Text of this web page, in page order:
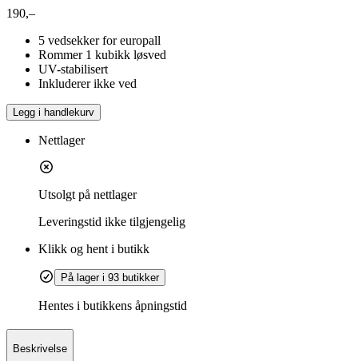
190,–
5 vedsekker for europall
Rommer 1 kubikk løsved
UV-stabilisert
Inkluderer ikke ved
Legg i handlekurv
Nettlager
Utsolgt på nettlager
Leveringstid ikke tilgjengelig
Klikk og hent i butikk
På lager i 93 butikker
Hentes i butikkens åpningstid
Beskrivelse